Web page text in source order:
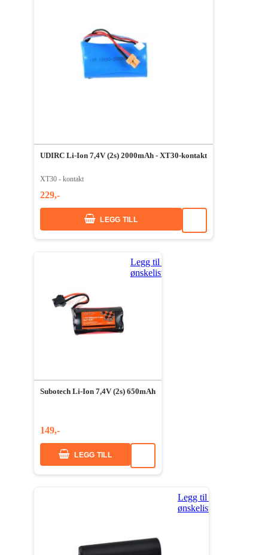
UDIRC Li-Ion 7,4V (2s) 2000mAh - XT30-kontakt
XT30 - kontakt
229,-
LEGG TILL
Legg til i
ønskeliste
Subotech Li-Ion 7,4V (2s) 650mAh
149,-
LEGG TILL
Legg til i
ønskeliste